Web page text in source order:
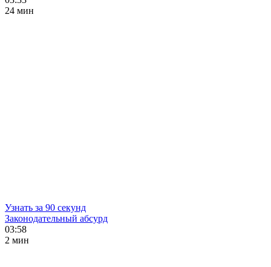
24 мин
Узнать за 90 секунд
Законодательный абсурд
03:58
2 мин